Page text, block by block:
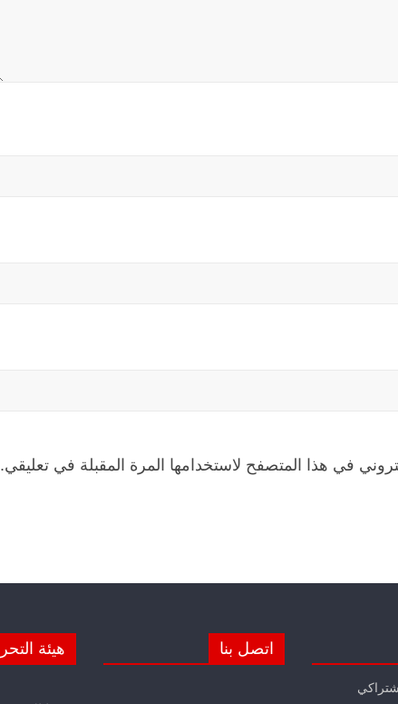
في هذا المتصفح لاستخدامها المرة المقبلة في تعليقي.
اتصل بنا هيئة